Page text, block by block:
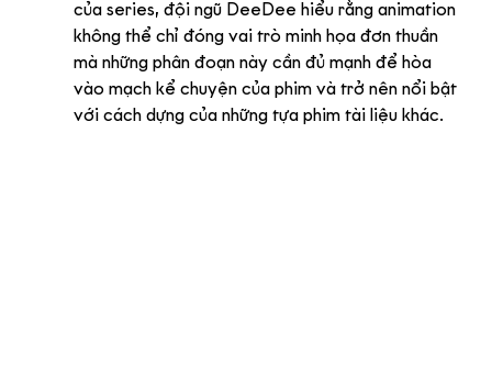
của series, đội ngũ DeeDee hiểu rằng animation
không thể chỉ đóng vai trò minh họa đơn thuần
mà những phân đoạn này cần đủ mạnh để hòa
vào mạch kể chuyện của phim và trở nên nổi bật
với cách dựng của những tựa phim tài liệu khác.